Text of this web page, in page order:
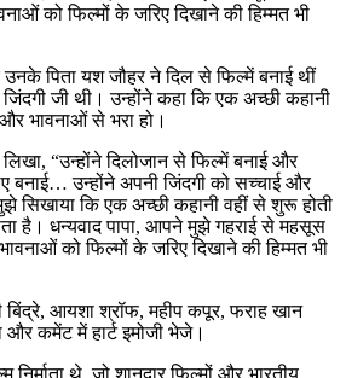
को फिल्मों के जरिए दिखाने की हिम्मत भी
पिता यश जौहर ने दिल से फिल्में बनाई थीं
जी थी। उन्होंने कहा कि एक अच्छी कहानी
भावनाओं से भरा हो।
“उन्होंने दिलोजान से फिल्में बनाई और
बनाई… उन्होंने अपनी जिंदगी को सच्चाई और
सिखाया कि एक अच्छी कहानी वहीं से शुरू होती
है। धन्यवाद पापा, आपने मुझे गहराई से महसूस
को फिल्मों के जरिए दिखाने की हिम्मत भी
बिंद्रे, आयशा श्रॉफ, महीप कपूर, फराह खान
कमेंट में हार्ट इमोजी भेजे।
थे, जो शानदार फिल्मों और भारतीय